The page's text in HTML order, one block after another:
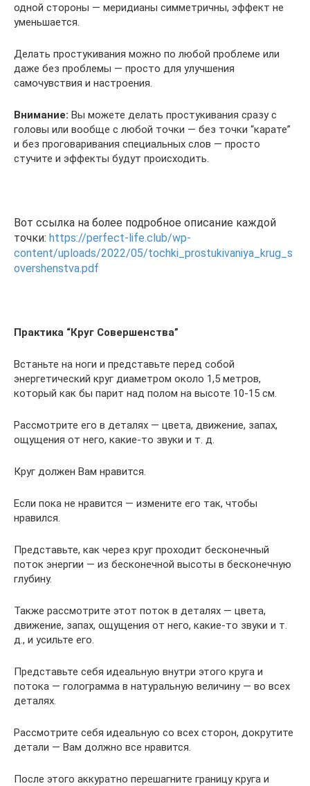
одной стороны — меридианы симметричны, эффект не
уменьшается.
Делать простукивания можно по любой проблеме или
даже без проблемы — просто для улучшения
самочувствия и настроения.
Внимание: Вы можете делать простукивания сразу с
головы или вообще с любой точки — без точки “карате”
и без проговаривания специальных слов — просто
стучите и эффекты будут происходить.
Вот ссылка на более подробное описание каждой
точки: https://perfect-life.club/wp-
content/uploads/2022/05/tochki_prostukivaniya_krug_s
overshenstva.pdf
Практика “Круг Совершенства”
Встаньте на ноги и представьте перед собой
энергетический круг диаметром около 1,5 метров,
который как бы парит над полом на высоте 10-15 см.
Рассмотрите его в деталях — цвета, движение, запах,
ощущения от него, какие-то звуки и т. д.
Круг должен Вам нравится.
Если пока не нравится — измените его так, чтобы
нравился.
Представьте, как через круг проходит бесконечный
поток энергии — из бесконечной высоты в бесконечную
глубину.
Также рассмотрите этот поток в деталях — цвета,
движение, запах, ощущения от него, какие-то звуки и т.
д., и усильте его.
Представьте себя идеальную внутри этого круга и
потока — голограмма в натуральную величину — во всех
деталях.
Рассмотрите себя идеальную со всех сторон, докрутите
детали — Вам должно все нравится.
После этого аккуратно перешагните границу круга и